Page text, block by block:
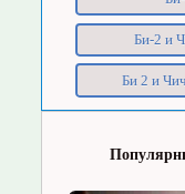
Би-2 и
Би 2 и